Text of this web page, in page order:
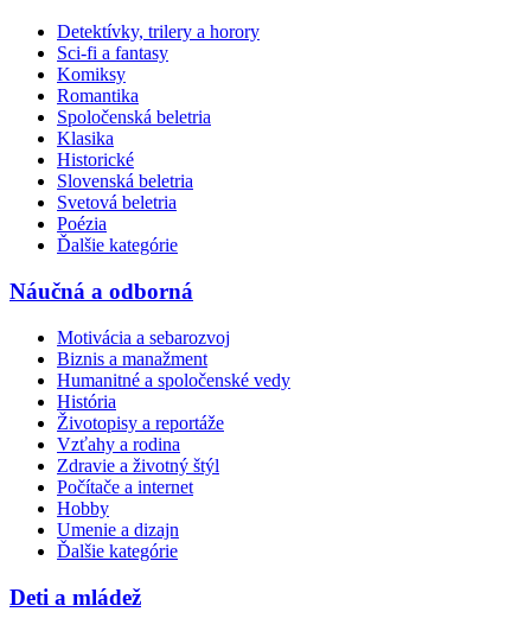
Detektívky, trilery a horory
Sci-fi a fantasy
Komiksy
Romantika
Spoločenská beletria
Klasika
Historické
Slovenská beletria
Svetová beletria
Poézia
Ďalšie kategórie
Náučná a odborná
Motivácia a sebarozvoj
Biznis a manažment
Humanitné a spoločenské vedy
História
Životopisy a reportáže
Vzťahy a rodina
Zdravie a životný štýl
Počítače a internet
Hobby
Umenie a dizajn
Ďalšie kategórie
Deti a mládež